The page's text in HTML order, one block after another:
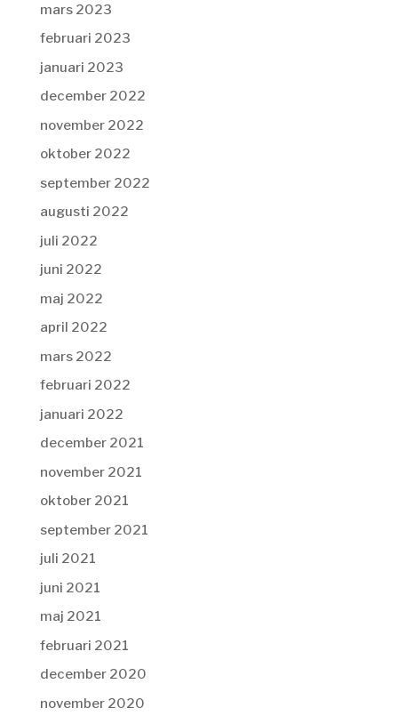
mars 2023
februari 2023
januari 2023
december 2022
november 2022
oktober 2022
september 2022
augusti 2022
juli 2022
juni 2022
maj 2022
april 2022
mars 2022
februari 2022
januari 2022
december 2021
november 2021
oktober 2021
september 2021
juli 2021
juni 2021
maj 2021
februari 2021
december 2020
november 2020